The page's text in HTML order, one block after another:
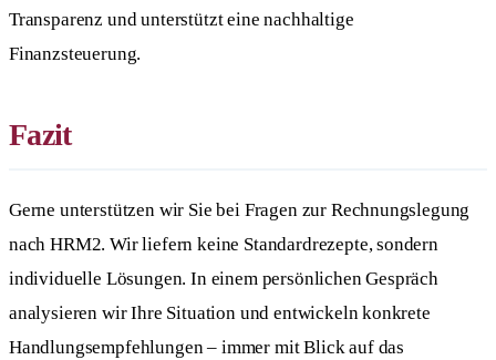
Transparenz und unterstützt eine nachhaltige
Finanzsteuerung.
Fazit
Gerne unterstützen wir Sie bei Fragen zur Rechnungslegung
nach HRM2. Wir liefern keine Standardrezepte, sondern
individuelle Lösungen. In einem persönlichen Gespräch
analysieren wir Ihre Situation und entwickeln konkrete
Handlungsempfehlungen – immer mit Blick auf das